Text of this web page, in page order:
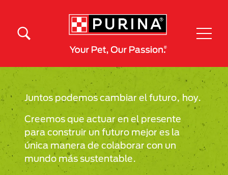
Juntos podemos cambiar el futuro, hoy.
Creemos que actuar en el presente
para construir un futuro mejor es la
única manera de colaborar con un
mundo más sustentable.